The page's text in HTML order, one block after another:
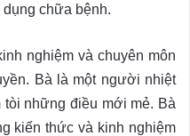
chữa bệnh.
nghiệm và chuyên môn
Bà là một người nhiệt
tòi những điều mới mẻ. Bà
kiến thức và kinh nghiệm